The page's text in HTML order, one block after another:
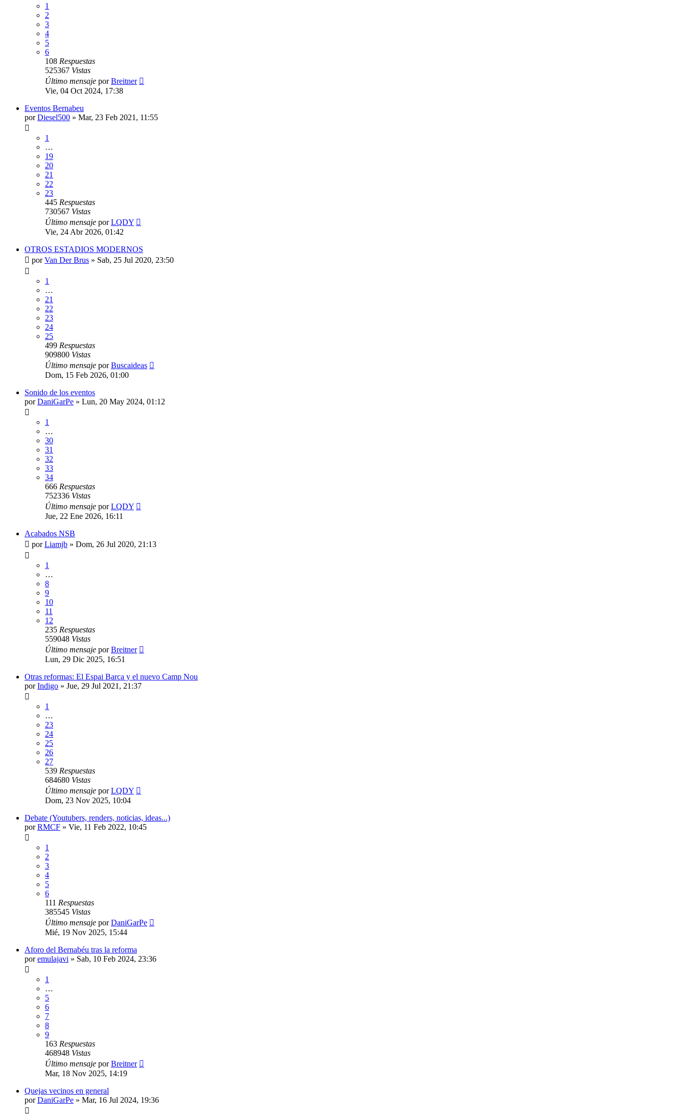
1
2
3
4
5
6
108 Respuestas
525367 Vistas
Último mensaje porBreitner
Vie, 04 Oct 2024, 17:38
Eventos Bernabeu
porDiesel500 » Mar, 23 Feb 2021, 11:55
1
…
19
20
21
22
23
445 Respuestas
730567 Vistas
Último mensaje porLQDY
Vie, 24 Abr 2026, 01:42
OTROS ESTADIOS MODERNOS
porVan Der Brus » Sab, 25 Jul 2020, 23:50
1
…
21
22
23
24
25
499 Respuestas
909800 Vistas
Último mensaje porBuscaideas
Dom, 15 Feb 2026, 01:00
Sonido de los eventos
porDaniGarPe » Lun, 20 May 2024, 01:12
1
…
30
31
32
33
34
666 Respuestas
752336 Vistas
Último mensaje porLQDY
Jue, 22 Ene 2026, 16:11
Acabados NSB
porLiamjb » Dom, 26 Jul 2020, 21:13
1
…
8
9
10
11
12
235 Respuestas
559048 Vistas
Último mensaje porBreitner
Lun, 29 Dic 2025, 16:51
Otras reformas: El Espai Barca y el nuevo Camp Nou
porIndigo » Jue, 29 Jul 2021, 21:37
1
…
23
24
25
26
27
539 Respuestas
684680 Vistas
Último mensaje porLQDY
Dom, 23 Nov 2025, 10:04
Debate (Youtubers, renders, noticias, ideas...)
porRMCF » Vie, 11 Feb 2022, 10:45
1
2
3
4
5
6
111 Respuestas
385545 Vistas
Último mensaje porDaniGarPe
Mié, 19 Nov 2025, 15:44
Aforo del Bernabéu tras la reforma
poremulajavi » Sab, 10 Feb 2024, 23:36
1
…
5
6
7
8
9
163 Respuestas
468948 Vistas
Último mensaje porBreitner
Mar, 18 Nov 2025, 14:19
Quejas vecinos en general
porDaniGarPe » Mar, 16 Jul 2024, 19:36